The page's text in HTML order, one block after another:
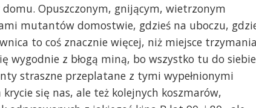
Opuszczonym, gnijącym, wietrzonym
mutantów domostwie, gdzieś na uboczu,
to coś znacznie więcej, niż miejsce trzymania
wygodnie z błogą miną, bo wszystko tu do siebie
straszne przeplatane z tymi wypełnionymi
się nas, ale też kolejnych koszmarów,